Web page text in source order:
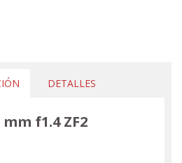
DETALLES
f1.4 ZF2